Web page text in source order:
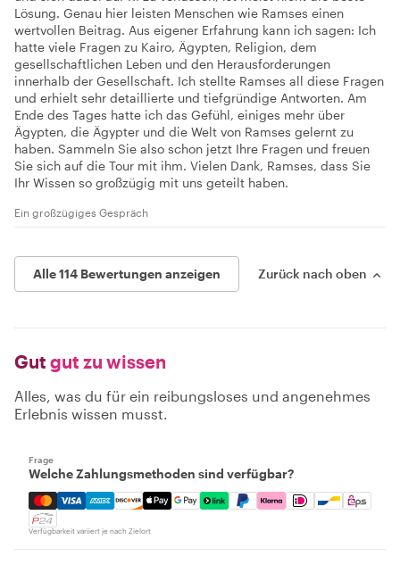
Lösung. Genau hier leisten Menschen wie Ramses einen
wertvollen Beitrag. Aus eigener Erfahrung kann ich sagen: Ich
hatte viele Fragen zu Kairo, Ägypten, Religion, dem
gesellschaftlichen Leben und den Herausforderungen
innerhalb der Gesellschaft. Ich stellte Ramses all diese Fragen
und erhielt sehr detaillierte und tiefgründige Antworten. Am
Ende des Tages hatte ich das Gefühl, einiges mehr über
Ägypten, die Ägypter und die Welt von Ramses gelernt zu
haben. Sammeln Sie also schon jetzt Ihre Fragen und freuen
Sie sich auf die Tour mit ihm. Vielen Dank, Ramses, dass Sie
Ihr Wissen so großzügig mit uns geteilt haben.
Ein großzügiges Gespräch
Alle 114 Bewertungen anzeigen Zurück nach oben
Gut gut zu wissen
Alles, was du für ein reibungsloses und angenehmes
Erlebnis wissen musst.
Frage
Welche Zahlungsmethoden sind verfügbar?
Mastercard, Visa, Amex, Discover, Apple Pay, Google
Verfügbarkeit variiert je nach Zielort